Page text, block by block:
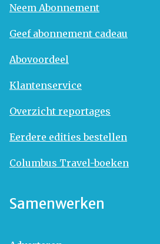
Neem Abonnement
Geef abonnement cadeau
Abovoordeel
Klantenservice
Overzicht reportages
Eerdere edities bestellen
Columbus Travel-boeken
Samenwerken